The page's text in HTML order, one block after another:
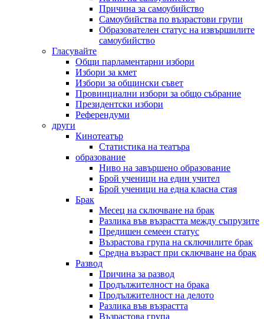
Причина за самоубийство
Самоубийства по възрастови групи
Образователен статус на извършилите
самоубийство
Гласувайте
Общи парламентарни избори
Избори за кмет
Избори за общински съвет
Провинциални избори за общо събрание
Президентски избори
Референдуми
други
Кинотеатър
Статистика на театъра
образование
Ниво на завършено образование
Брой ученици на един учител
Брой ученици на една класна стая
Брак
Месец на сключване на брак
Разлика във възрастта между съпрузите
Предишен семеен статус
Възрастова група на сключилите брак
Средна възраст при сключване на брак
Развод
Причина за развод
Продължителност на брака
Продължителност на делото
Разлика във възрастта
Възрастова група